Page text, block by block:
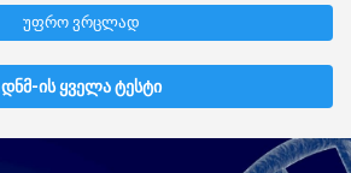
უფრო ვრცლად
ᲓᲜᲛ-ᲘᲡ ᲧᲕᲔᲚᲐ ᲢᲔᲡᲢᲘ